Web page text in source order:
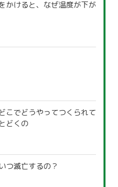
かけると、なぜ温度が下が
こでどうやってつくられて
どくの
つ滅亡するの？